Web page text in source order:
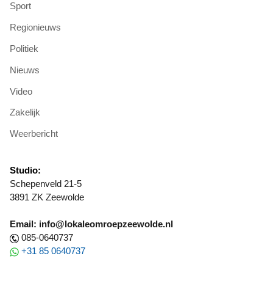
Sport
Regionieuws
Politiek
Nieuws
Video
Zakelijk
Weerbericht
Studio:
Schepenveld 21-5
3891 ZK Zeewolde
Email: info@lokaleomroepzeewolde.nl
085-0640737
+31 85 0640737